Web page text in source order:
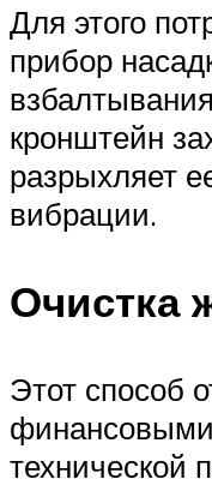
Для этого
прибор
кронштейн
разрыхляет
вибрации.
Очистка
Этот способ
технической